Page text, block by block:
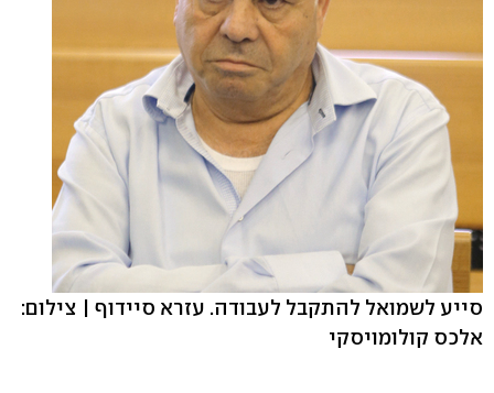
סייע לשמואל להתקבל לעבודה. עזרא סיידוף | צילום:
אלכס קולומויסקי